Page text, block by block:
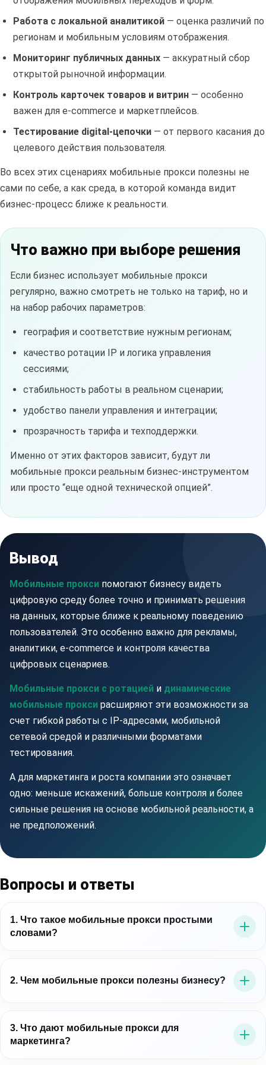
Работа с локальной аналитикой — оценка различий по
регионам и мобильным условиям отображения.
Мониторинг публичных данных — аккуратный сбор
открытой рыночной информации.
Контроль карточек товаров и витрин — особенно
важен для e-commerce и маркетплейсов.
Тестирование digital-цепочки — от первого касания до
целевого действия пользователя.
Во всех этих сценариях мобильные прокси полезны не
сами по себе, а как среда, в которой команда видит
бизнес-процесс ближе к реальности.
Что важно при выборе решения
Если бизнес использует мобильные прокси
регулярно, важно смотреть не только на тариф, но и
на набор рабочих параметров:
география и соответствие нужным регионам;
качество ротации IP и логика управления
сессиями;
стабильность работы в реальном сценарии;
удобство панели управления и интеграции;
прозрачность тарифа и техподдержки.
Именно от этих факторов зависит, будут ли
мобильные прокси реальным бизнес-инструментом
или просто “еще одной технической опцией”.
Вывод
Мобильные прокси помогают бизнесу видеть
цифровую среду более точно и принимать решения
на данных, которые ближе к реальному поведению
пользователей. Это особенно важно для рекламы,
аналитики, e-commerce и контроля качества
цифровых сценариев.
Мобильные прокси с ротацией и динамические
мобильные прокси расширяют эти возможности за
счет гибкой работы с IP-адресами, мобильной
сетевой средой и различными форматами
тестирования.
А для маркетинга и роста компании это означает
одно: меньше искажений, больше контроля и более
сильные решения на основе мобильной реальности, а
не предположений.
Вопросы и ответы
1. Что такое мобильные прокси простыми
словами?
мобильные IP-адреса операторов связи. Для бизнеса
это важно потому, что позволяет работать в среде,
2. Чем мобильные прокси полезны бизнесу?
проверять цифровые процессы: рекламу, лендинги,
мобильные сценарии, витрины, публичные данные и
3. Что дают мобильные прокси для
маркетинга?